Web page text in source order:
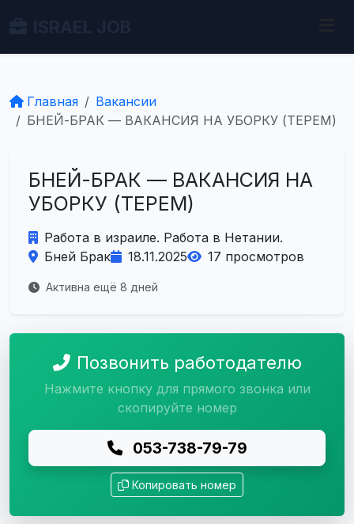
Главная
Вакансии
БНЕЙ-БРАК — ВАКАНСИЯ НА УБОРКУ (ТЕРЕМ)
БНЕЙ-БРАК — ВАКАНСИЯ НА
УБОРКУ (ТЕРЕМ)
Работа в израиле. Работа в Нетании.
Бней Брак
18.11.2025 17 просмотров
Активна ещё 8 дней
Позвонить работодателю
Нажмите кнопку для прямого звонка или
скопируйте номер
053-738-79-79
Копировать номер